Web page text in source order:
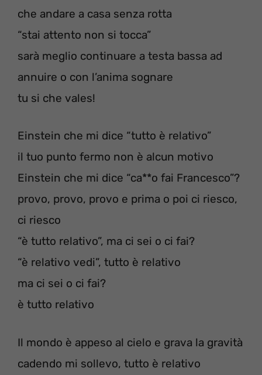
che andare a casa senza rotta
“stai attento non si tocca”
sarà meglio continuare a testa bassa ad
annuire o con l’anima sognare
tu si che vales!
Einstein che mi dice “tutto è relativo”
il tuo punto fermo non è alcun motivo
Einstein che mi dice “ca**o fai Francesco”?
provo, provo, provo e prima o poi ci riesco,
ci riesco
“è tutto relativo”, ma ci sei o ci fai?
“è relativo vedi”, tutto è relativo
ma ci sei o ci fai?
è tutto relativo
Il mondo è appeso al cielo e grava la gravità
cadendo mi sollevo, tutto è relativo